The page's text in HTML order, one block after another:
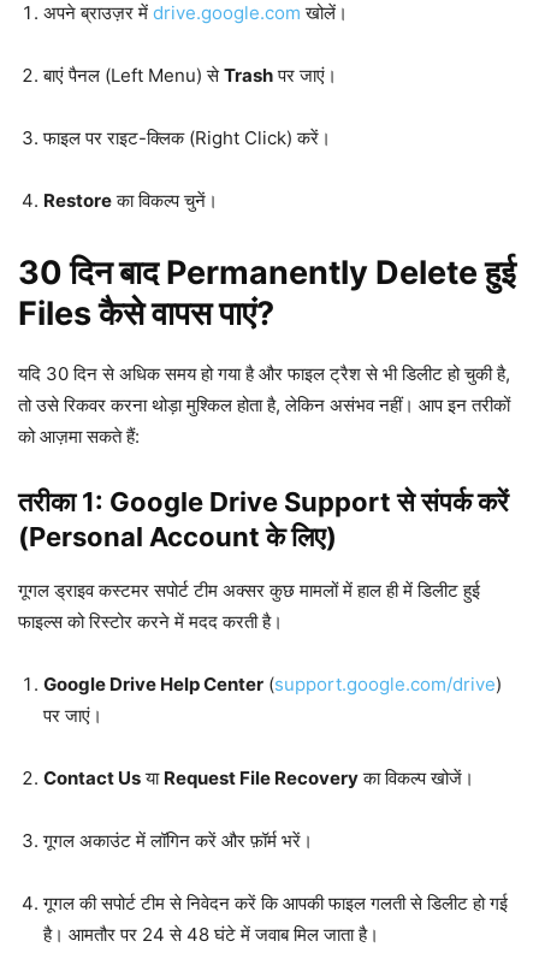
अपने ब्राउज़र में drive.google.com खोलें।
बाएं पैनल (Left Menu) सेTrashपर जाएं।
फाइल पर राइट-क्लिक (Right Click) करें।
Restoreका विकल्प चुनें।
30 दिन बाद Permanently Delete हुई
Files कैसे वापस पाएं?
यदि 30 दिन से अधिक समय हो गया है और फाइल ट्रैश से भी डिलीट हो चुकी है,
तो उसे रिकवर करना थोड़ा मुश्किल होता है, लेकिन असंभव नहीं। आप इन तरीकों
को आज़मा सकते हैं:
तरीका 1: Google Drive Support से संपर्क करें
(Personal Account के लिए)
गूगल ड्राइव कस्टमर सपोर्ट टीम अक्सर कुछ मामलों में हाल ही में डिलीट हुई
फाइल्स को रिस्टोर करने में मदद करती है।
Google Drive Help Center (support.google.com/drive)
पर जाएं।
Contact Usया Request File Recoveryका विकल्प खोजें।
गूगल अकाउंट में लॉगिन करें और फ़ॉर्म भरें।
गूगल की सपोर्ट टीम से निवेदन करें कि आपकी फाइल गलती से डिलीट हो गई
है। आमतौर पर 24 से 48 घंटे में जवाब मिल जाता है।